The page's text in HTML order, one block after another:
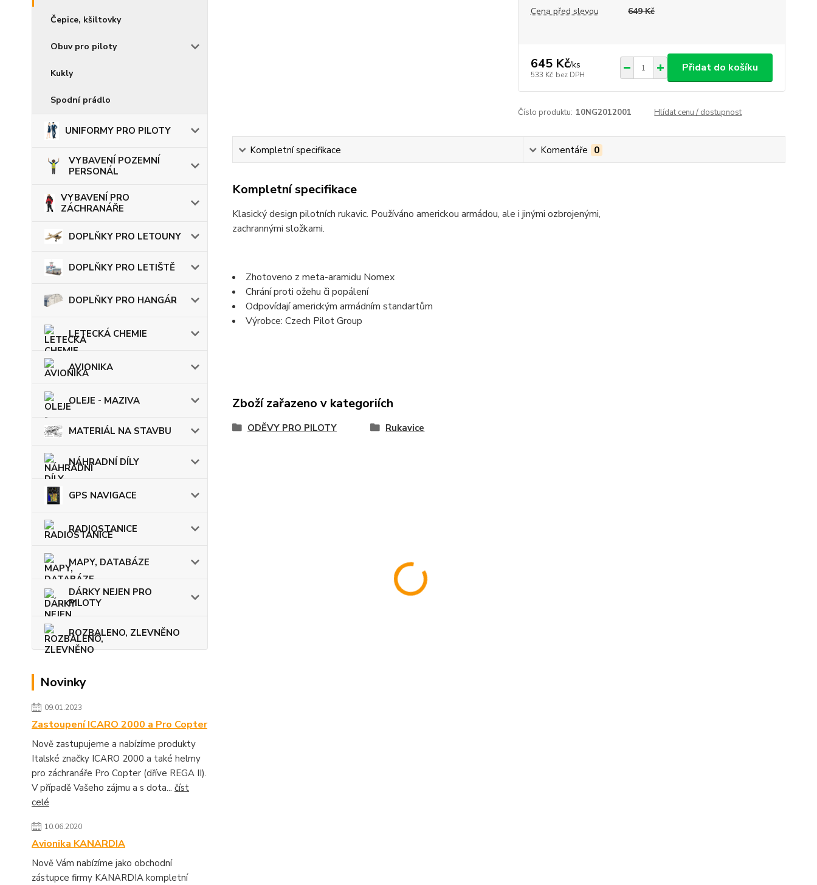
Čepice, kšiltovky
Obuv pro piloty
Kukly
Spodní prádlo
UNIFORMY PRO PILOTY
VYBAVENÍ POZEMNÍ
PERSONÁL
VYBAVENÍ PRO
ZÁCHRANÁŘE
DOPLŇKY PRO LETOUNY
DOPLŇKY PRO LETIŠTĚ
DOPLŇKY PRO HANGÁR
LETECKÁ CHEMIE
AVIONIKA
OLEJE - MAZIVA
MATERIÁL NA STAVBU
NÁHRADNÍ DÍLY
GPS NAVIGACE
RADIOSTANICE
MAPY, DATABÁZE
DÁRKY NEJEN PRO
PILOTY
ROZBALENO, ZLEVNĚNO
Novinky
09.01.2023
Zastoupení ICARO 2000 a Pro Copter
Nově zastupujeme a nabízíme produkty
Italské značky ICARO 2000 a také helmy
pro záchranáře Pro Copter (dříve REGA II).
V případě Vašeho zájmu a s dota... číst
celé
10.06.2020
Avionika KANARDIA
Nově Vám nabízíme jako obchodní
zástupce firmy KANARDIA kompletní
Cena před slevou 649 Kč
645 Kč/ks
533 Kč bez DPH
Přidat do košíku
Číslo produktu: 10NG2012001 Hlídat cenu / dostupnost
Kompletní specifikace Komentáře 0
Kompletní specifikace
Klasický design pilotních rukavic. Používáno americkou armádou, ale i jinými ozbrojenými,
zachrannými složkami.
Zhotoveno z meta-aramidu Nomex
Chrání proti ožehu či popálení
Odpovídají americkým armádním standartům
Výrobce: Czech Pilot Group
Zboží zařazeno v kategoriích
ODĚVY PRO PILOTY Rukavice